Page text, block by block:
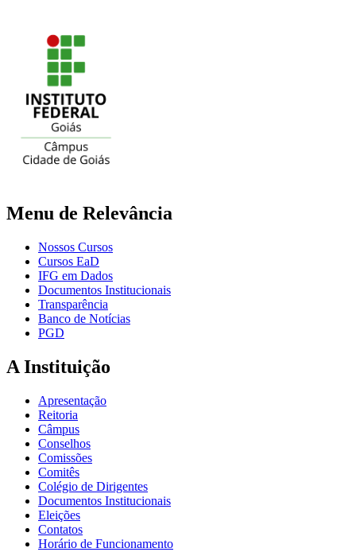
Menu de Relevância
Nossos Cursos
Cursos EaD
IFG em Dados
Documentos Institucionais
Transparência
Banco de Notícias
PGD
A Instituição
Apresentação
Reitoria
Câmpus
Conselhos
Comissões
Comitês
Colégio de Dirigentes
Documentos Institucionais
Eleições
Contatos
Horário de Funcionamento